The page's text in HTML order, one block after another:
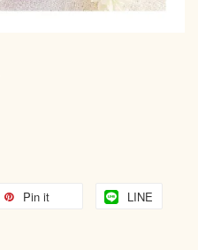
Pin it LINE